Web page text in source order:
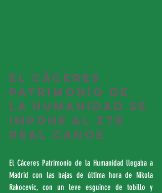
El Cáceres
Patrimonio de
la Humanidad se
impone al ZTE
Real Canoe
El Cáceres Patrimonio de la Humanidad llegaba a
Madrid con las bajas de última hora de Nikola
Rakocevic, con un leve esguince de tobillo y